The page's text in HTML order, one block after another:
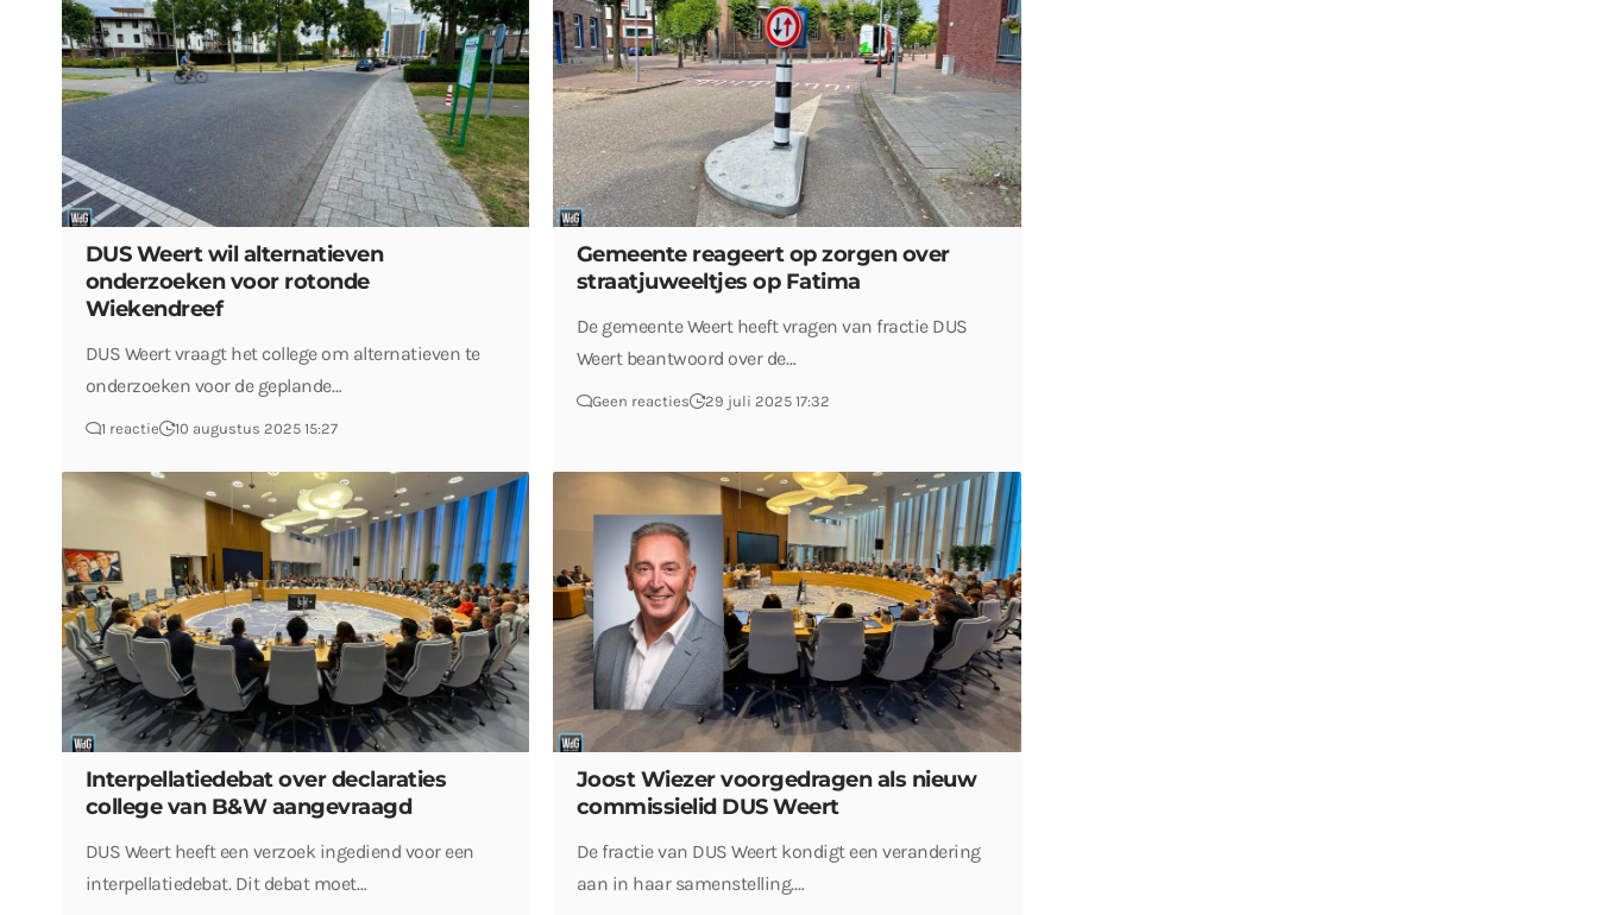
DUS Weert wil alternatieven
onderzoeken voor rotonde
Wiekendreef
DUS Weert vraagt het college om alternatieven te
onderzoeken voor de geplande…
1 reactie 10 augustus 2025 15:27
Gemeente reageert op zorgen over
straatjuweeltjes op Fatima
De gemeente Weert heeft vragen van fractie DUS
Weert beantwoord over de…
Geen reacties 29 juli 2025 17:32
Interpellatiedebat over declaraties
college van B&W aangevraagd
DUS Weert heeft een verzoek ingediend voor een
interpellatiedebat. Dit debat moet…
Joost Wiezer voorgedragen als nieuw
commissielid DUS Weert
De fractie van DUS Weert kondigt een verandering
aan in haar samenstelling.…